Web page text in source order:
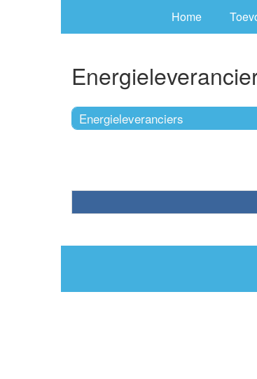
Home
Energieleveranciers